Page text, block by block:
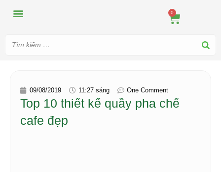
0
09/08/2019 11:27 sáng One Comment
Top 10 thiết kế quầy pha chế
cafe đẹp